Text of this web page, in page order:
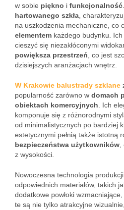
w sobie piękno i funkcjonalność
hartowanego szkła ,
na uszkodzenia mechaniczne, co
elementem każdego budynku.
cieszyć się niezakłóconymi
powiększa przestrzeń , co jest
dzisiejszych aranżacjach wnętrz.
W Krakowie balustrady szklane
popularność zarówno w domach
obiektach komercyjnych . Ich
komponuje się z różnorodnymi
od minimalistycznych po bardziej
estetycznymi pełnią także istotną
bezpieczeństwa użytkowników
z wysokości.
Nowoczesna technologia
odpowiednich materiałów, takich
dodatkowe powłoki
te są nie tylko atrakcyjne